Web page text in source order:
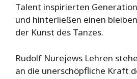
Talent inspirierten
und hinterließen einen
der Kunst des Tanzes.
Rudolf Nurejews Lehren
an die unerschöpfliche Kraft